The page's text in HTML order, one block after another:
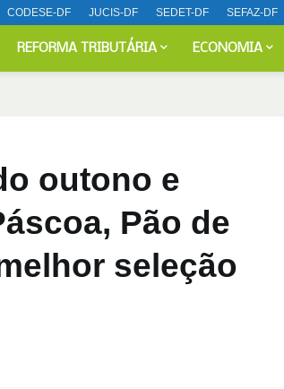
CODESE-DF JUCIS-DF SEDET-DF SEFAZ-DF
REFORMA TRIBUTÁRIA ECONOMIA
outono e
Pão de
seleção